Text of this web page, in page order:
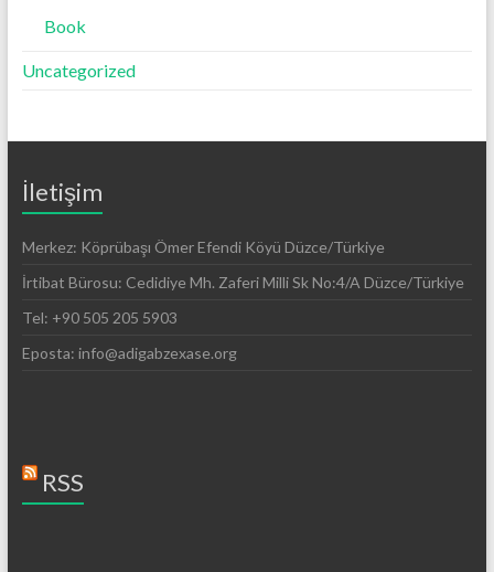
Book
Uncategorized
İletişim
Merkez: Köprübaşı Ömer Efendi Köyü Düzce/Türkiye
İrtibat Bürosu: Cedidiye Mh. Zaferi Milli Sk No:4/A Düzce/Türkiye
Tel: +90 505 205 5903
Eposta: info@adigabzexase.org
RSS